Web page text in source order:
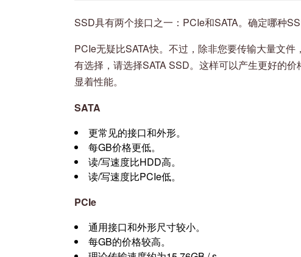
SSD具有两个接口之一：PCIe和SATA。确定哪种
PCIe无疑比SATA快。不过，除非您要传输大量文
有选择，请选择SATA SSD。这样可以产生更好的
显着性能。
SATA
更常见的接口和外形。
每GB价格更低。
读/写速度比HDD高。
读/写速度比PCIe低。
PCIe
通用接口和外形尺寸较小。
每GB的价格较高。